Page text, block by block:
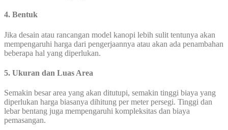
4. Bentuk
Jika desain atau rancangan model kanopi lebih sulit tentunya akan
mempengaruhi harga dari pengerjaannya atau akan ada penambahan
beberapa hal yang diperlukan.
5. Ukuran dan Luas Area
Semakin besar area yang akan ditutupi, semakin tinggi biaya yang
diperlukan harga biasanya dihitung per meter persegi. Tinggi dan
lebar bentang juga mempengaruhi kompleksitas dan biaya
pemasangan.